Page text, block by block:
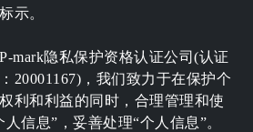
示。
mark隐私保护资格认证公司(认证
20001167)，我们致力于在保护个
利和利益的同时，合理管理和使
人信息”，妥善处理“个人信息”。